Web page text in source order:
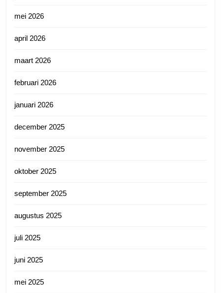
mei 2026
april 2026
maart 2026
februari 2026
januari 2026
december 2025
november 2025
oktober 2025
september 2025
augustus 2025
juli 2025
juni 2025
mei 2025